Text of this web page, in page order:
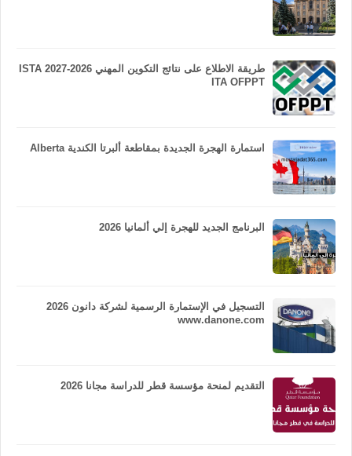
طريقة الاطلاع على نتائج التكوين المهني 2026-2027 ISTA
ITA OFPPT
استمارة الهجرة الجديدة بمقاطعة ألبرتا الكندية Alberta
البرنامج الجديد للهجرة إلي ألمانيا 2026
التسجيل في الإستمارة الرسمية لشركة دانون 2026
www.danone.com
التقديم لمنحة مؤسسة قطر للدراسة مجانا 2026